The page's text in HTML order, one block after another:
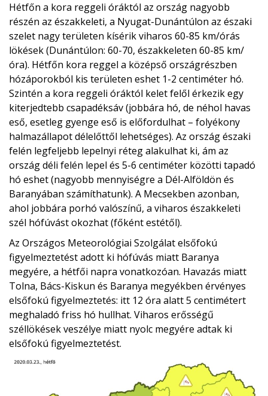
Hétfőn a kora reggeli óráktól az ország nagyobb
részén az északkeleti, a Nyugat-Dunántúlon az északi
szelet nagy területen kísérik viharos 60-85 km/órás
lökések (Dunántúlon: 60-70, északkeleten 60-85 km/
óra). Hétfőn kora reggel a középső országrészben
hózáporokból kis területen eshet 1-2 centiméter hó.
Szintén a kora reggeli óráktól kelet felől érkezik egy
kiterjedtebb csapadéksáv (jobbára hó, de néhol havas
eső, esetleg gyenge eső is előfordulhat – folyékony
halmazállapot délelőttől lehetséges). Az ország északi
felén legfeljebb lepelnyi réteg alakulhat ki, ám az
ország déli felén lepel és 5-6 centiméter közötti tapadó
hó eshet (nagyobb mennyiségre a Dél-Alföldön és
Baranyában számíthatunk). A Mecsekben azonban,
ahol jobbára porhó valószínű, a viharos északkeleti
szél hófúvást okozhat (főként estétől).
Az Országos Meteorológiai Szolgálat elsőfokú
figyelmeztetést adott ki hófúvás miatt Baranya
megyére, a hétfői napra vonatkozóan. Havazás miatt
Tolna, Bács-Kiskun és Baranya megyékben érvényes
elsőfokú figyelmeztetés: itt 12 óra alatt 5 centimétert
meghaladó friss hó hullhat. Viharos erősségű
széllökések veszélye miatt nyolc megyére adtak ki
elsőfokú figyelmeztetést.